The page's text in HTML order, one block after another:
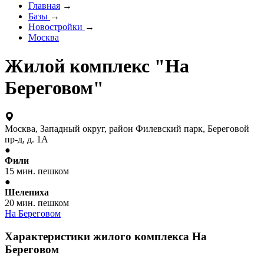
Главная →
Базы →
Новостройки →
Москва
Жилой комплекс "На
Береговом"
Москва, Западный округ, район Филевский парк, Береговой
пр-д, д. 1А
●
Фили
15 мин. пешком
●
Шелепиха
20 мин. пешком
На Береговом
Характеристики жилого комплекса На
Береговом